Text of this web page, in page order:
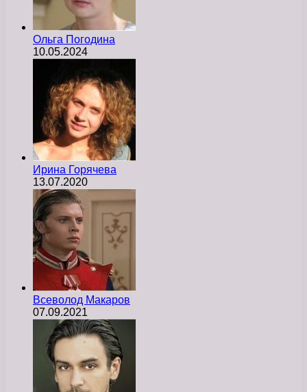
Ольга Погодина
10.05.2024
Ирина Горячева
13.07.2020
Всеволод Макаров
07.09.2021